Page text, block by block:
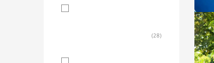
(28)